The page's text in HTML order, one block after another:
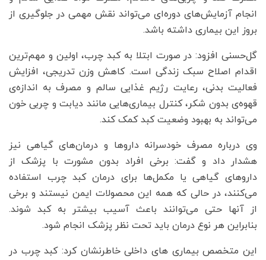
انجام آزمایش‌های دوره‌ای می‌تواند نقش مهمی در جلوگیری از
بروز این بیماری داشته باشد.
گل‌حسنی افزود: در صورت ابتلا به کبد چرب، اولین و مهم‌ترین
اقدام اصلاح سبک زندگی است. کاهش وزن تدریجی، افزایش
فعالیت بدنی، رعایت رژیم غذایی سالم و مصرف به اندازه‌ی
قهوه‌ی بدون شکر، کنترل بیماری‌هایی مانند دیابت و چربی خون
می‌تواند به بهبود وضعیت کبد کمک کند.
وی درباره مصرف خودسرانه داروها و درمان‌های گیاهی نیز
هشدار داد و گفت: برخی افراد بدون مشورت با پزشک از
داروهای گیاهی یا مکمل‌ها برای درمان کبد چرب استفاده
می‌کنند، در حالی که همه این محصولات ایمن نیستند و برخی
از آنها حتی می‌توانند باعث آسیب بیشتر به کبد شوند.
بنابراین هر نوع درمان باید تحت نظر پزشک انجام شود.
این متخصص بیماری های داخلی خاطرنشان کرد: کبد چرب در